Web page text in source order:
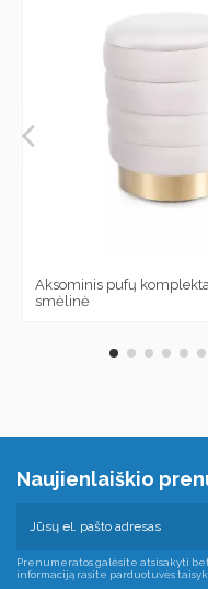
Aksominis pufų
smėlinė
Naujienlaiškio
Prenumeratos galėsite atsisakyti
informaciją rasite parduotuvės